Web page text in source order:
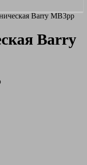
Barry MB3pp
Barry